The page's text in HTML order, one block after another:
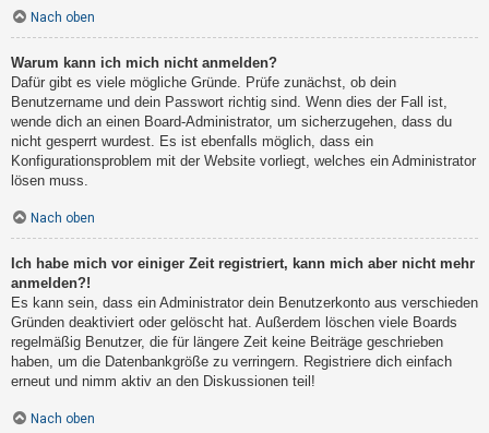
Nach oben
Warum kann ich mich nicht anmelden?
Dafür gibt es viele mögliche Gründe. Prüfe zunächst, ob dein
Benutzername und dein Passwort richtig sind. Wenn dies der Fall ist,
wende dich an einen Board-Administrator, um sicherzugehen, dass du
nicht gesperrt wurdest. Es ist ebenfalls möglich, dass ein
Konfigurationsproblem mit der Website vorliegt, welches ein Administrator
lösen muss.
Nach oben
Ich habe mich vor einiger Zeit registriert, kann mich aber nicht mehr
anmelden?!
Es kann sein, dass ein Administrator dein Benutzerkonto aus verschieden
Gründen deaktiviert oder gelöscht hat. Außerdem löschen viele Boards
regelmäßig Benutzer, die für längere Zeit keine Beiträge geschrieben
haben, um die Datenbankgröße zu verringern. Registriere dich einfach
erneut und nimm aktiv an den Diskussionen teil!
Nach oben